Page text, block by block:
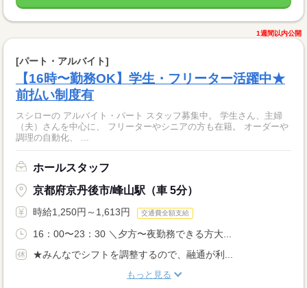
1週間以内公開
[パート・アルバイト]
【16時〜勤務OK】学生・フリーター活躍中★
前払い制度有
スシローの アルバイト・パート スタッフ募集中。 学生さん、主婦
（夫）さんを中心に、 フリーターやシニアの方も在籍。 オーダーや
調理の自動化、 ...
ホールスタッフ
京都府京丹後市/峰山駅（車 5分）
時給1,250円～1,613円 交通費全額支給
16：00〜23：30 ＼夕方〜夜勤務できる方大...
★みんなでシフトを調整するので、融通が利...
もっと見る